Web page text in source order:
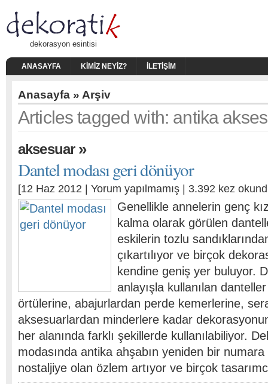
dekorasyon esintisi
ANASAYFA KIMIZ NEYIZ? İLETIŞIM
Anasayfa » Arşiv
Articles tagged with: antika
aksesuar»
Dantel modası geri dönüyor
[12 Haz 2012 | Yorum yapılmamış | 3.392 kez
Genellikle annelerin genç
kalma olarak görülen
eskilerin tozlu
çıkartılıyor ve birçok
kendine geniş yer buluyor.
anlayışla kullanılan
örtülerine, abajurlardan perde kemerlerine,
aksesuarlardan minderlere kadar
her alanında farklı şekillerde kullanılabiliyor.
modasında antika ahşabın yeniden bir
nostaljiye olan özlem artıyor ve birçok